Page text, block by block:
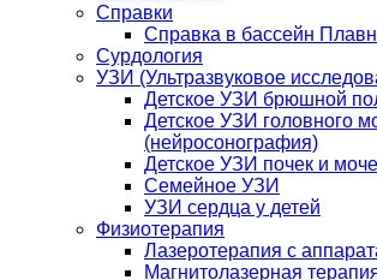
Справки
Справка в бассейн
Сурдология
УЗИ (Ультразвуковое
Детское УЗИ брюшной
Детское УЗИ головного
(нейросонография)
Детское УЗИ почек и
Семейное УЗИ
УЗИ сердца у детей
Физиотерапия
Лазеротерапия с
Магнитолазерная